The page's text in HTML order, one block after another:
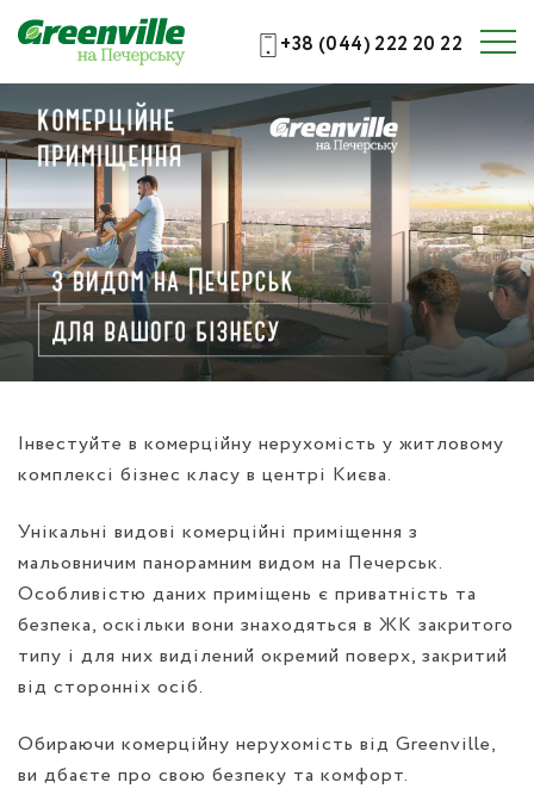
+38 (044) 222 20 22
Інвестуйте в комерційну нерухомість у житловому
комплексі бізнес класу в центрі Києва.
Унікальні видові комерційні приміщення з
мальовничим панорамним видом на Печерськ.
Особливістю даних приміщень є приватність та
безпека, оскільки вони знаходяться в ЖК закритого
типу і для них виділений окремий поверх, закритий
від сторонніх осіб.
Обираючи комерційну нерухомість від Greenville,
ви дбаєте про свою безпеку та комфорт.